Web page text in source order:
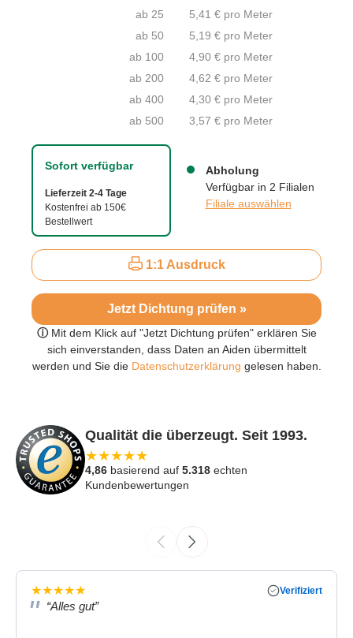
1:1 Ausdruck
Jetzt Dichtung prüfen »
ⓘ Mit dem Klick auf "Jetzt Dichtung prüfen" erklären Sie
sich einverstanden, dass Daten an Aiden übermittelt
werden und Sie dieDatenschutzerklärung gelesen haben.
Sofort verfügbar
Lieferzeit 2-4 Tage
Kostenfrei ab 150€
Bestellwert
Abholung
Verfügbar in 2 Filialen
Filiale auswählen
ab 25
5,41 € pro Meter
ab 50
5,19 € pro Meter
ab 100
4,90 € pro Meter
ab 200
4,62 € pro Meter
ab 400
4,30 € pro Meter
ab 500
3,57 € pro Meter
Qualität die überzeugt. Seit 1993.
★★★★★
4,86 basierend auf 5.318 echten
Kundenbewertungen
★★★★★ Verifiziert
“Alles gut”